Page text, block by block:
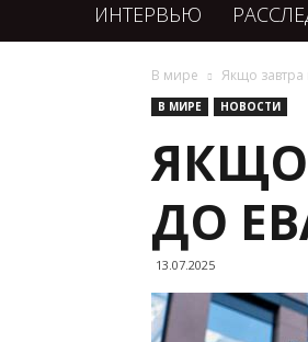
ИНТЕРВЬЮ
В мире Якщо завтра
В МИРЕ НОВОСТИ
ЯКЩО
ДО
13.07.2025